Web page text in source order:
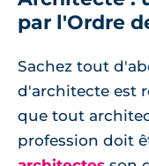
par l'Ordre
Sachez tout
d'architecte est
que tout
profession doit